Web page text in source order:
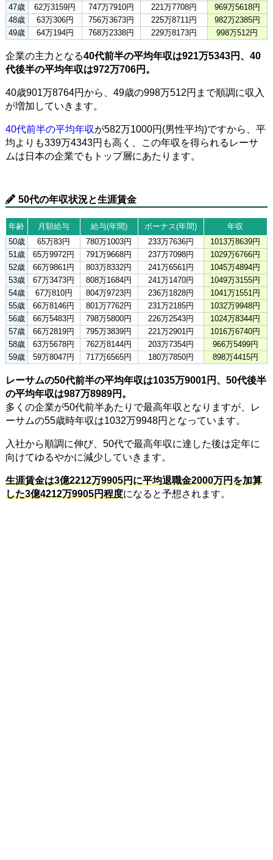
47歳
62万3159円 747万7910円 221万7708円
969万5618円
48歳
63万306円 756万3673円 225万8711円
982万2385円
49歳
64万194円 768万2338円 229万8173円 998万512円
企業の主力となる40代前半の平均年収は921万5343円、40
代後半の平均年収は972万706円。
40歳901万8764円から、49歳の998万512円まで順調に収入
が増加していきます。
40代前半の平均年収が582万1000円(男性平均)ですから、平
均よりも339万4343円も高く、この年収を得られるレーサ
ムは日本の企業でもトップ層にあたります。
50代の年収状況と生涯賃金
年齢 月額給与 給与(年間) ボーナス(年間)
年収
50歳
65万83円 780万1003円 233万7636円
1013万8639円
51歳
65万9972円 791万9668円 237万7098円
1029万6766円
52歳
66万9861円 803万8332円 241万6561円
1045万4894円
53歳
67万3473円 808万1684円 241万1470円
1049万3155円
54歳
67万810円 804万9723円 236万1828円
1041万1551円
55歳
66万8146円 801万7762円 231万2185円
1032万9948円
56歳
66万5483円 798万5800円 226万2543円
1024万8344円
57歳
66万2819円 795万3839円 221万2901円
1016万6740円
58歳
63万5678円 762万8144円 203万7354円
966万5499円
59歳
59万8047円 717万6565円 180万7850円 898万4415円
レーサムの50代前半の平均年収は1035万9001円、50代後半
の平均年収は987万8989円。
多くの企業が50代前半あたりで最高年収となりますが、レ
ーサムの55歳時年収は1032万9948円となっています。
入社から順調に伸び、50代で最高年収に達した後は定年に
向けてゆるやかに減少していきます。
生涯賃金は3億2212万9905円に平均退職金2000万円を加算
した3億4212万9905円程度になると予想されます。